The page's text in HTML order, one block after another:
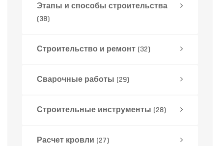
Этапы и способы строительства
(38)
Строительство и ремонт (32)
Сварочные работы (29)
Строительные инструменты (28)
Расчет кровли (27)